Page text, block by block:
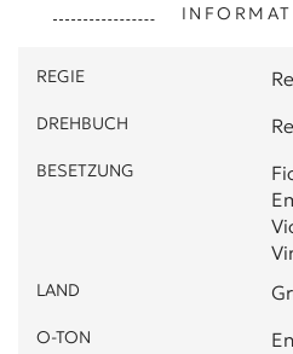
REGIE
DREHBUCH
BESETZUNG
LAND
O-TON